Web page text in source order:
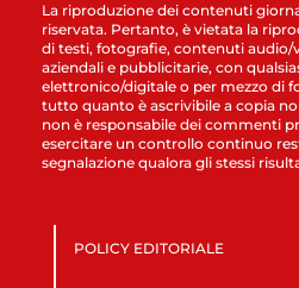
La riproduzione dei contenuti
riservata. Pertanto, è vietata la
di testi, fotografie, contenuti
aziendali e pubblicitarie, con
elettronico/digitale o per mezzo di
tutto quanto è ascrivibile a copia
non è responsabile dei commenti
esercitare un controllo continuo
segnalazione qualora gli stessi
POLICY EDITORIALE